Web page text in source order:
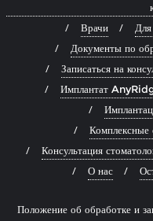
Врачи
Документы по
Записаться на
Имплантат
Комплексные
Консультация
О нас
Положение об обработке и